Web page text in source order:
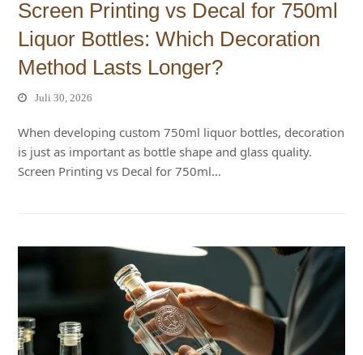
Screen Printing vs Decal for 750ml
Liquor Bottles: Which Decoration
Method Lasts Longer?
Juli 30, 2026
When developing custom 750ml liquor bottles, decoration
is just as important as bottle shape and glass quality.
Screen Printing vs Decal for 750ml…